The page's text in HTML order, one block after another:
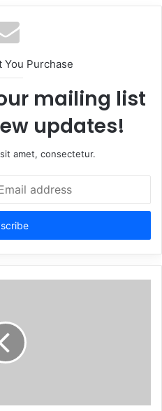
You Purchase
mailing list
updates!
amet, consectetur.